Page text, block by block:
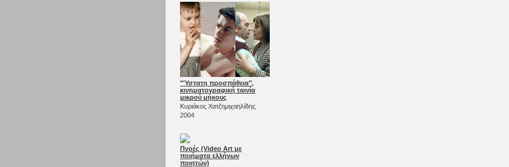
"Ύστατη προσπάθεια",
κινηματογραφική ταινία
μικρού μήκους
Κυριάκος Χατζημιχαηλίδης
2004
Πνοές (Video Αrt με
ποιήματα ελλήνων
ποιητών)